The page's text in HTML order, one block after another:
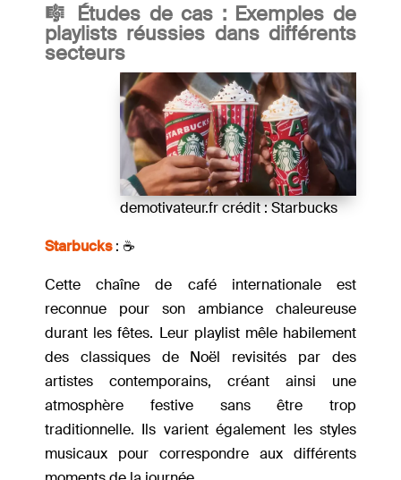
🎼 Études de cas : Exemples de
playlists réussies dans différents
secteurs
demotivateur.fr crédit : Starbucks
Starbucks: ☕️
Cette chaîne de café internationale est
reconnue pour son ambiance chaleureuse
durant les fêtes. Leur playlist mêle habilement
des classiques de Noël revisités par des
artistes contemporains, créant ainsi une
atmosphère festive sans être trop
traditionnelle. Ils varient également les styles
musicaux pour correspondre aux différents